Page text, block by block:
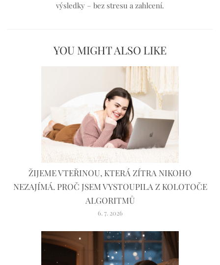
výsledky – bez stresu a zahlcení.
YOU MIGHT ALSO LIKE
ŽIJEME VTEŘINOU, KTERÁ ZÍTRA NIKOHO
NEZAJÍMÁ. PROČ JSEM VYSTOUPILA Z KOLOTOČE
ALGORITMŮ
6. 7. 2026